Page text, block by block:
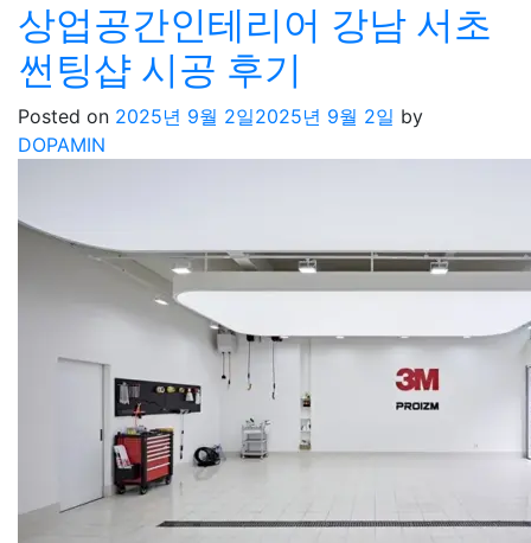
상업공간인테리어 강남 서초
썬팅샵 시공 후기
Posted on 2025년 9월 2일2025년 9월 2일 by
DOPAMIN